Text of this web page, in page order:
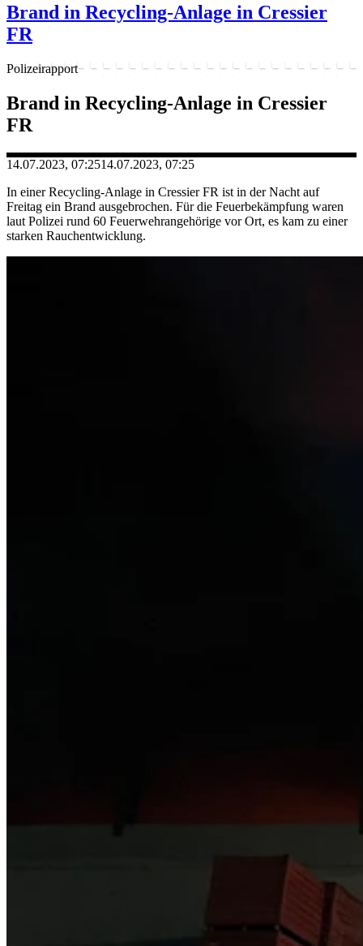
Brand in Recycling-Anlage in Cressier
FR
Polizeirapport
Brand in Recycling-Anlage in Cressier
FR
14.07.2023, 07:2514.07.2023, 07:25
In einer Recycling-Anlage in Cressier FR ist in der Nacht auf
Freitag ein Brand ausgebrochen. Für die Feuerbekämpfung waren
laut Polizei rund 60 Feuerwehrangehörige vor Ort, es kam zu einer
starken Rauchentwicklung.